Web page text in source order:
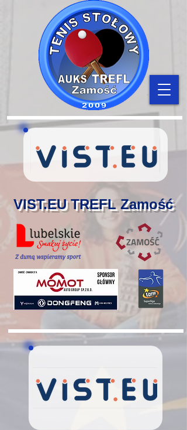
VIST.EU TREFL Zamość